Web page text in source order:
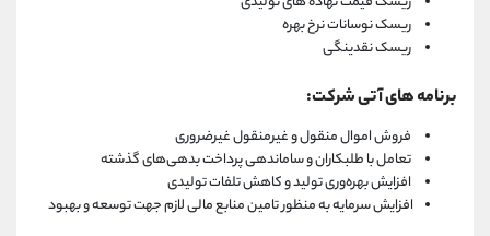
ریسک نوسانات نرخ بهره
ریسک نقدینگی
برنامه های آتی شرکت:
فروش اموال منقول و غیرمنقول غیرضروری
تعامل با طلبکاران و ساماندهی پرداخت بدهی‌های گذشته
افزایش بهره‌وری تولید و کاهش تلفات تولیدی
افزایش سرمایه به منظور تامین منابع مالی لازم جهت توسعه و بهبود